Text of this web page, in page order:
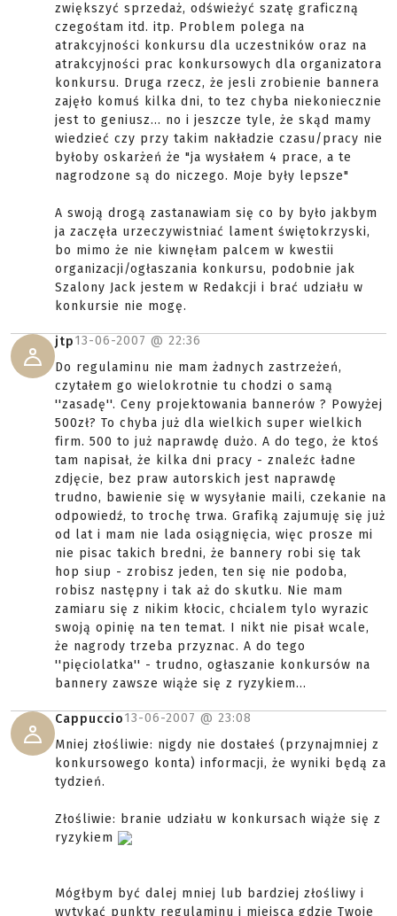
zwiększyć sprzedaż, odświeżyć szatę graficzną
czegośtam itd. itp. Problem polega na
atrakcyjności konkursu dla uczestników oraz na
atrakcyjności prac konkursowych dla organizatora
konkursu. Druga rzecz, że jesli zrobienie bannera
zajęło komuś kilka dni, to tez chyba niekoniecznie
jest to geniusz... no i jeszcze tyle, że skąd mamy
wiedzieć czy przy takim nakładzie czasu/pracy nie
byłoby oskarżeń że "ja wysłałem 4 prace, a te
nagrodzone są do niczego. Moje były lepsze"
A swoją drogą zastanawiam się co by było jakbym
ja zaczęła urzeczywistniać lament świętokrzyski,
bo mimo że nie kiwnęłam palcem w kwestii
organizacji/ogłaszania konkursu, podobnie jak
Szalony Jack jestem w Redakcji i brać udziału w
konkursie nie mogę.
jtp13-06-2007 @ 22:36
Do regulaminu nie mam żadnych zastrzeżeń,
czytałem go wielokrotnie tu chodzi o samą
''zasadę''. Ceny projektowania bannerów ? Powyżej
500zł? To chyba już dla wielkich super wielkich
firm. 500 to już naprawdę dużo. A do tego, że ktoś
tam napisał, że kilka dni pracy - znaleźc ładne
zdjęcie, bez praw autorskich jest naprawdę
trudno, bawienie się w wysyłanie maili, czekanie na
odpowiedź, to trochę trwa. Grafiką zajumuję się już
od lat i mam nie lada osiągnięcia, więc prosze mi
nie pisac takich bredni, że bannery robi się tak
hop siup - zrobisz jeden, ten się nie podoba,
robisz następny i tak aż do skutku. Nie mam
zamiaru się z nikim kłocic, chcialem tylo wyrazic
swoją opinię na ten temat. I nikt nie pisał wcale,
że nagrody trzeba przyznac. A do tego
''pięciolatka'' - trudno, ogłaszanie konkursów na
bannery zawsze wiąże się z ryzykiem...
Cappuccio13-06-2007 @ 23:08
Mniej złośliwie: nigdy nie dostałeś (przynajmniej z
konkursowego konta) informacji, że wyniki będą za
tydzień.
Złośliwie: branie udziału w konkursach wiąże się z
ryzykiem
Mógłbym być dalej mniej lub bardziej złośliwy i
wytykać punkty regulaminu i miejsca gdzie Twoje